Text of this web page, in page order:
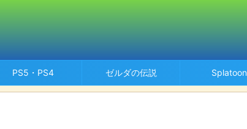
PS5・PS4 ゼルダの伝説 Splatoon